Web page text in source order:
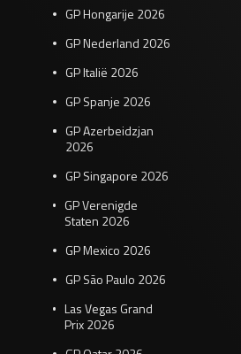
GP Hongarije 2026
GP Nederland 2026
GP Italië 2026
GP Spanje 2026
GP Azerbeidzjan
2026
GP Singapore 2026
GP Verenigde
Staten 2026
GP Mexico 2026
GP São Paulo 2026
Las Vegas Grand
Prix 2026